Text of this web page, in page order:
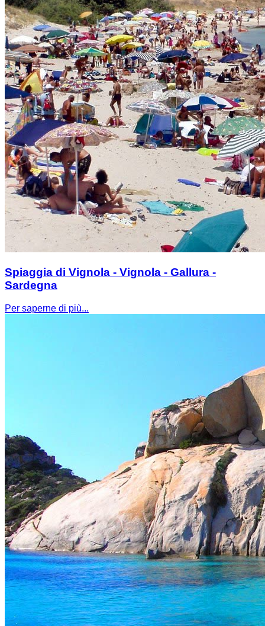
Spiaggia di Vignola - Vignola - Gallura -
Sardegna
Per saperne di più...